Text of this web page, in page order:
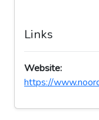
Links
Website:
https://